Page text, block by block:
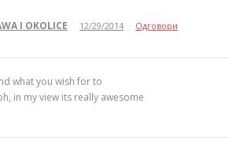
I OKOLICE 12/29/2014 Одговори
what you wish for to
in my view its really awesome